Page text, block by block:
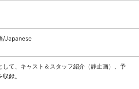
/Japanese
して、キャスト＆スタッフ紹介（静止画）、予
録。